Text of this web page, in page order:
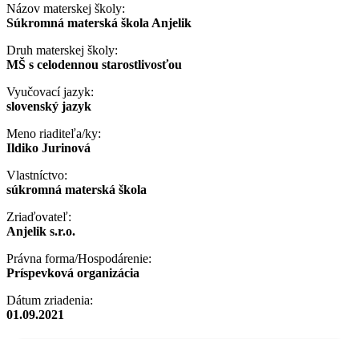
Názov materskej školy:
Súkromná materská škola Anjelik
Druh materskej školy:
MŠ s celodennou starostlivosťou
Vyučovací jazyk:
slovenský jazyk
Meno riaditeľa/ky:
Ildiko Jurinová
Vlastníctvo:
súkromná materská škola
Zriaďovateľ:
Anjelik s.r.o.
Právna forma/Hospodárenie:
Príspevková organizácia
Dátum zriadenia:
01.09.2021